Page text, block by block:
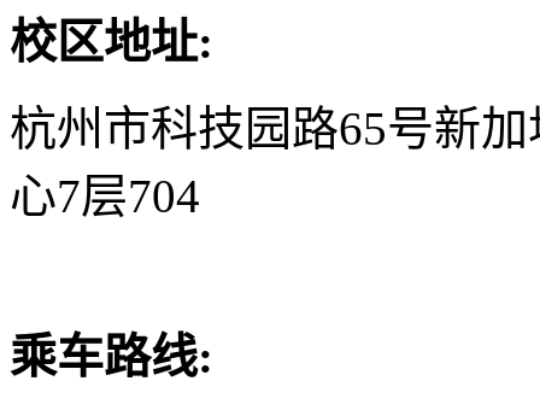
校区地址:
杭州市科技园路65号新
心7层704
乘车路线: